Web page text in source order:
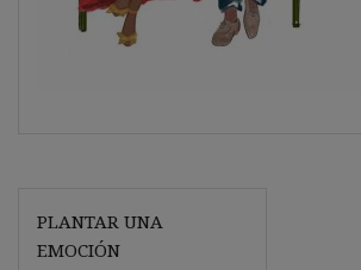
Navegación
de
PLANTAR UNA
EMOCIÓN